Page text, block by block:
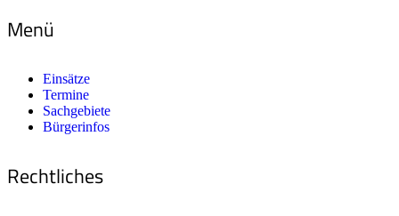
Menü
Einsätze
Termine
Sachgebiete
Bürgerinfos
Rechtliches